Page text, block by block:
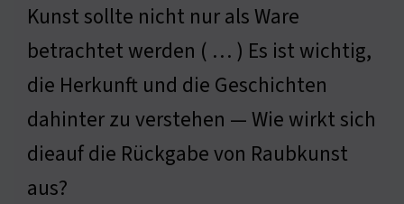
Kunst sollte nicht nur als Ware
betrachtet werden ( … ) Es ist wichtig,
die Herkunft und die Geschichten
dahinter zu verstehen — Wie wirkt sich
dieauf die Rückgabe von Raubkunst
aus?